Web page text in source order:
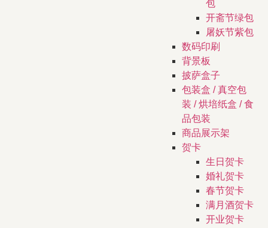
包
开斋节绿包
屠妖节紫包
数码印刷
背景板
披萨盒子
包装盒 / 真空包
装 / 烘培纸盒 / 食
品包装
商品展示架
贺卡
生日贺卡
婚礼贺卡
春节贺卡
满月酒贺卡
开业贺卡